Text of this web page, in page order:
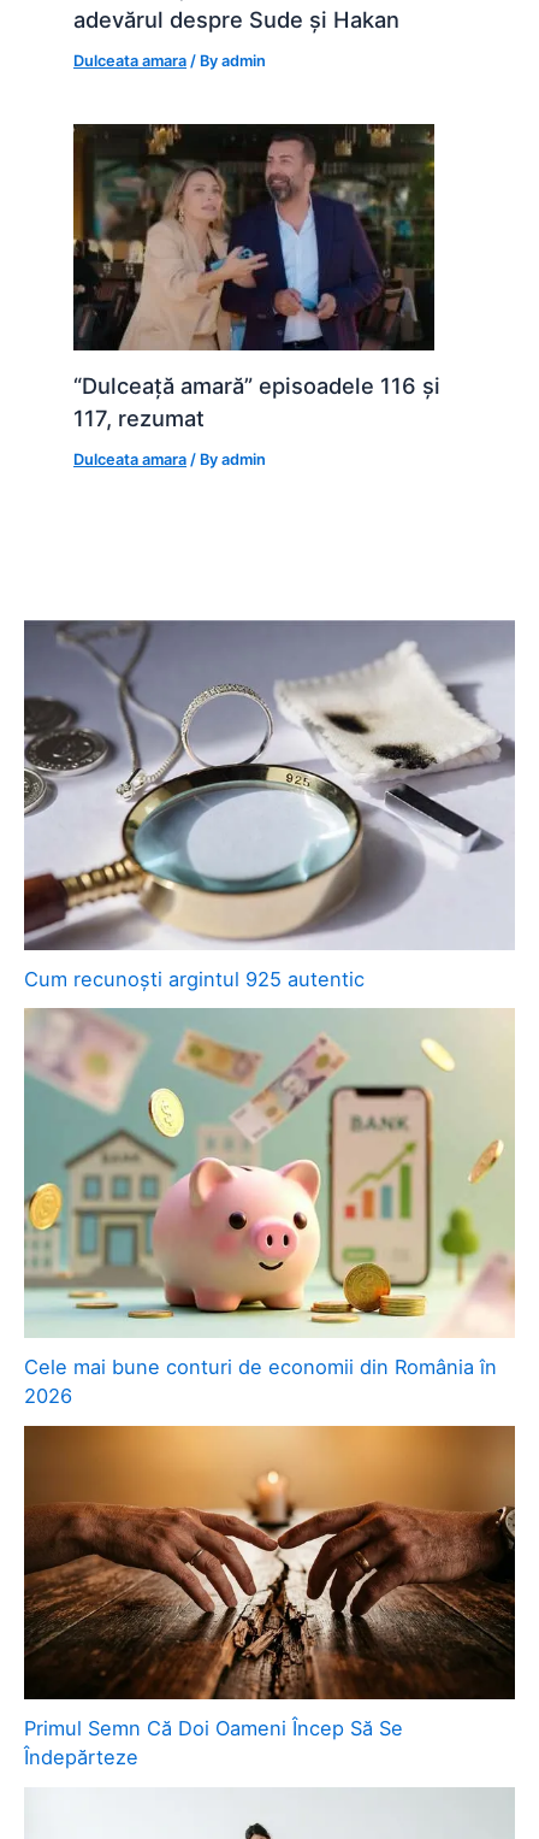
adevărul despre Sude și Hakan
Dulceata amara / Byadmin
“Dulceață amară” episoadele 116 și
117, rezumat
Dulceata amara / Byadmin
Cum recunoști argintul 925 autentic
Cele mai bune conturi de economii din România în
2026
Primul Semn Că Doi Oameni Încep Să Se
Îndepărteze